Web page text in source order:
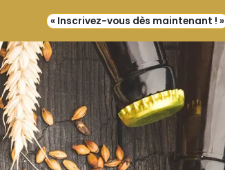
« Inscrivez-vous dès maintenant ! »